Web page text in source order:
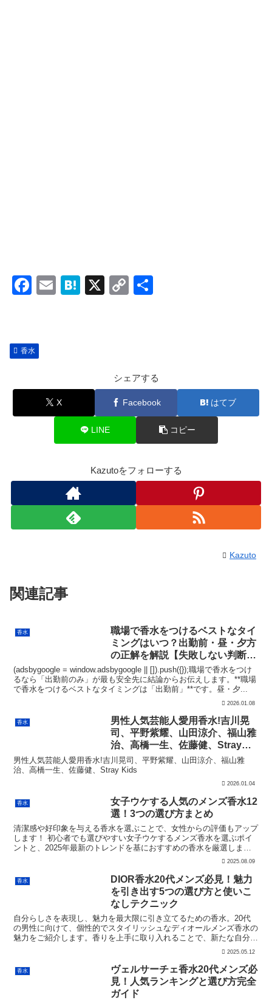
F
e
b
k
E
H
X
C
n
k
香水
シェアする
X Facebook はてブ
LINE コピー
Kazutoをフォローする
Kazuto
関連記事
香水
職場で香水をつけるベストなタイ
ミングはいつ？出勤前・昼・夕方
の正解を解説【失敗しない判断基
準】
(adsbygoogle = window.adsbygoogle || []).push({});職場で香水をつけ
るなら「出勤前のみ」が最も安全先に結論からお伝えします。**職場
で香水をつけるベストなタイミングは「出勤前」**です。昼・夕...
2026.01.08
香水
男性人気芸能人愛用香水!吉川晃
司、平野紫耀、山田涼介、福山雅
治、高橋一生、佐藤健、Stray
Kids
男性人気芸能人愛用香水!吉川晃司、平野紫耀、山田涼介、福山雅
治、高橋一生、佐藤健、Stray Kids
2026.01.04
香水
女子ウケする人気のメンズ香水12
選！3つの選び方まとめ
清潔感や好印象を与える香水を選ぶことで、女性からの評価もアップ
します！ 初心者でも選びやすい女子ウケするメンズ香水を選ぶポイ
ントと、2025年最新のトレンドを基におすすめの香水を厳選しまし
た。女子ウケするメンズ香水を選ぶ3つのポイント女子ウ...
2025.08.09
香水
DIOR香水20代メンズ必見！魅力
を引き出す5つの選び方と使いこ
なしテクニック
自分らしさを表現し、魅力を最大限に引き立てるための香水。20代
の男性に向けて、個性的でスタイリッシュなディオールメンズ香水の
魅力をご紹介します。香りを上手に取り入れることで、新たな自分を
発見できるかもしれません。ディオールの香水の中から、あ...2025.05.12
香水
ヴェルサーチェ香水20代メンズ必
見！人気ランキングと選び方完全
ガイド